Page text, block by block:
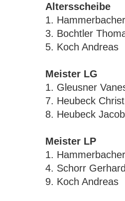
Altersscheibe
1.
3. Bochtler
5. Koch
Meister LG
1. Gleusner
7. Heubeck
8.
Meister LP
1.
4. Schorr
9. Koch